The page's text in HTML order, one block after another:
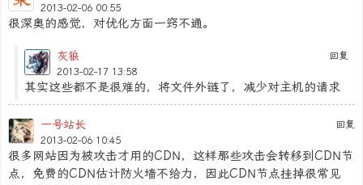
2013-02-06 00:55
很深奥的感觉，对优化方面一窍不通。
回复
灰狼
2013-02-17 13:58
其实这些都不是很难的，将文件外链了，减少对主机的请求
回复
一号站长
2013-02-06 10:45
很多网站因为被攻击才用的CDN，这样那些攻击会转移到CDN节
点，免费的CDN估计防火墙不给力，因此CDN节点挂掉很常见